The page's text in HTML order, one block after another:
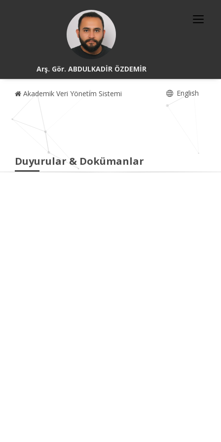
Arş. Gör. ABDULKADİR ÖZDEMİR
Akademik Veri Yönetim Sistemi English
Duyurular & Dokümanlar